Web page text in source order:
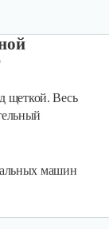
щеткой. Весь
машин